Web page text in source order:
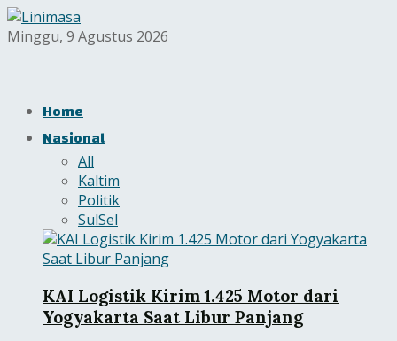
Minggu, 9 Agustus 2026
Home
Nasional
All
Kaltim
Politik
SulSel
KAI Logistik Kirim 1.425 Motor dari
Yogyakarta Saat Libur Panjang